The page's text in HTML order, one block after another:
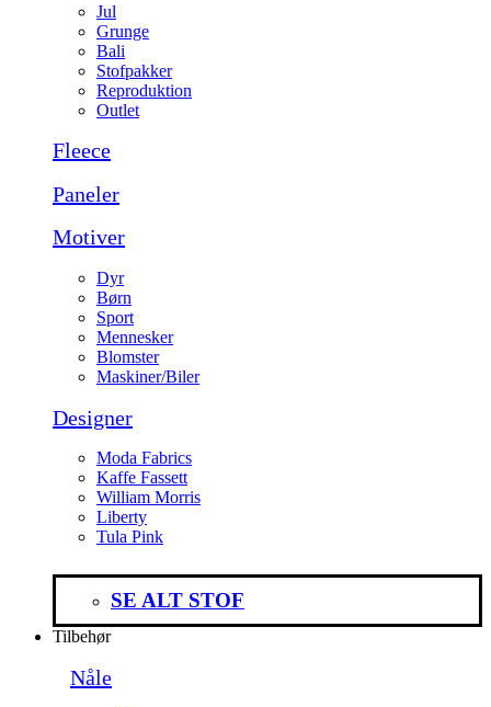
Jul
Grunge
Bali
Stofpakker
Reproduktion
Outlet
Fleece
Paneler
Motiver
Dyr
Børn
Sport
Mennesker
Blomster
Maskiner/Biler
Designer
Moda Fabrics
Kaffe Fassett
William Morris
Liberty
Tula Pink
SE ALT STOF
Tilbehør
Nåle